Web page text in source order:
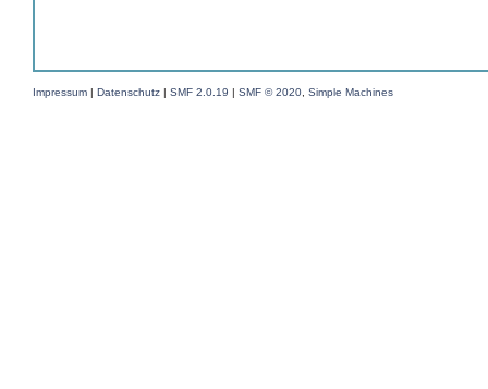
Impressum | Datenschutz | SMF 2.0.19 | SMF © 2020 Simple Machines